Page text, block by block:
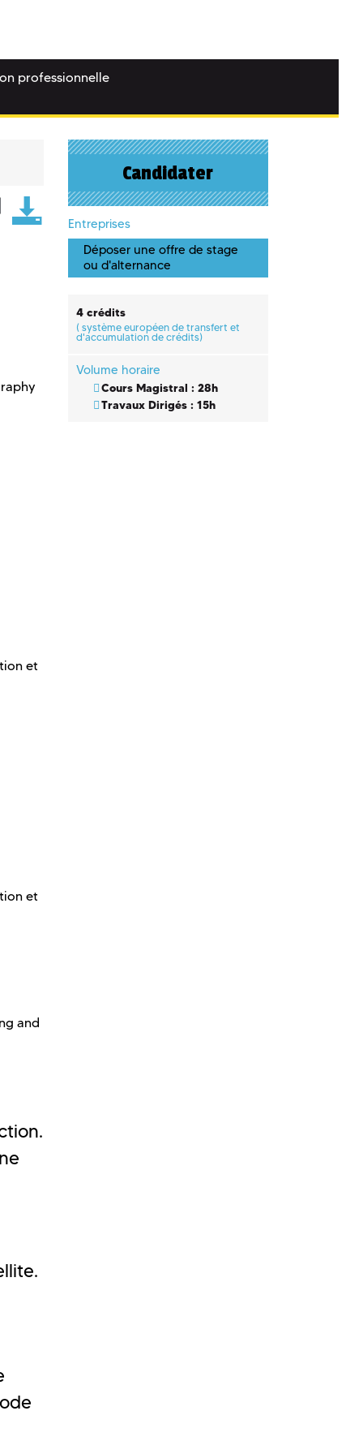
professionnelle
et
et
and
Candidater
Entreprises
Déposer une offre de stage
ou d'alternance
4 crédits
( système européen de transfert et
d'accumulation de crédits)
Volume horaire
Cours Magistral : 28h
Travaux Dirigés : 15h